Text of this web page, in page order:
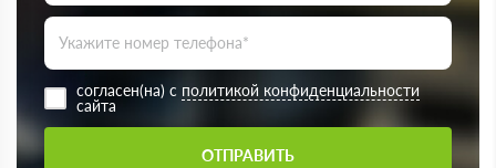
согласен(на) с политикой конфиденциальности
сайта
ОТПРАВИТЬ